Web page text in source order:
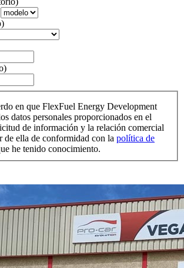
en que FlexFuel Energy Development
datos personales proporcionados en el
de información y la relación comercial
de ella de conformidad con la política de
he tenido conocimiento.